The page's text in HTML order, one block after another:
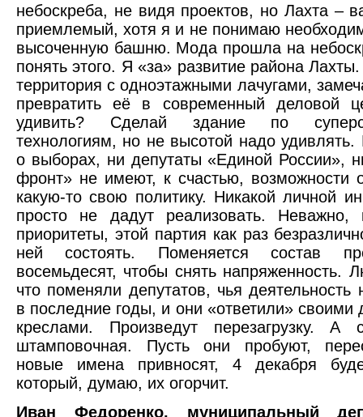
небоскреба, не видя проектов, но Лахта –
приемлемый, хотя я и не понимаю
высоченную башню. Мода прошла на
понять этого. Я «за» развитие района
территория с одноэтажными лачугами,
превратить её в современный деловой
удивить? Сделай здание по
технологиям, но не высотой надо удивлять.
о выборах, ни депутаты «Единой России»,
фронт» не имеют, к счастью, возможности
какую-то свою политику. Никакой личной
просто не дадут реализовать. Неважно,
приоритеты, этой партия как раз
ней состоять. Поменяется состав
восемьдесят, чтобы снять напряженность.
что поменяли депутатов, чья деятельность
в последние годы, и они «ответили» своими
креслами. Произведут перезагрузку. А
штамповочная. Пусть они пробуют,
новые имена привносят, 4 декабря
который, думаю, их огорчит.
Иван Федоренко, муниципальный